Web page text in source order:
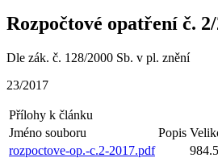
Rozpočtové opatření č.
Dle zák. č. 128/2000 Sb. v pl. znění
23/2017
Přílohy k článku
Jméno souboru
Popis
rozpoctove-op.-c.2-2017.pdf